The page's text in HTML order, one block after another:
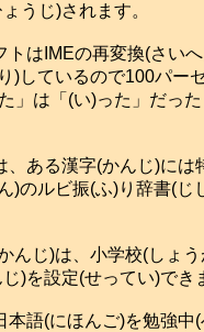
うじ)されます。
はIMEの再変換(さい
)しているので100パー
」は「(い)った」だっ
ある漢字(かんじ)には
)のルビ振(ふ)り辞書(
んじ)は、小学校(しょ
じ)を設定(せってい)で
語(にほんご)を勉強中